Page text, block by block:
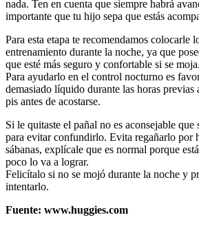
nada. Ten en cuenta que siempre habrá
importante que tu hijo sepa que estás
Para esta etapa te recomendamos colocarle
entrenamiento durante la noche, ya que
que esté más seguro y confortable si se moja.
Para ayudarlo en el control nocturno es
demasiado líquido durante las horas previas
pis antes de acostarse.
Si le quitaste el pañal no es aconsejable que
para evitar confundirlo. Evita regañarlo por
sábanas, explícale que es normal porque
poco lo va a lograr.
Felicítalo si no se mojó durante la noche y
intentarlo.
Fuente: www.huggies.com